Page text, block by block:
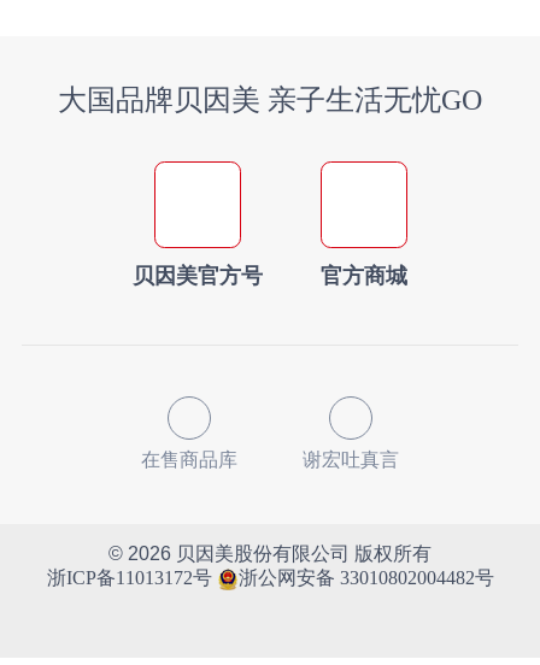
大国品牌贝因美 亲子生活无忧GO
贝因美官方号 官方商城
在售商品库 谢宏吐真言
© 2026 贝因美股份有限公司 版权所有
浙ICP备11013172号
浙公网安备 33010802004482号